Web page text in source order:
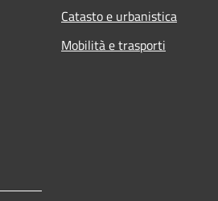
Catasto e urbanistica
Mobilità e trasporti